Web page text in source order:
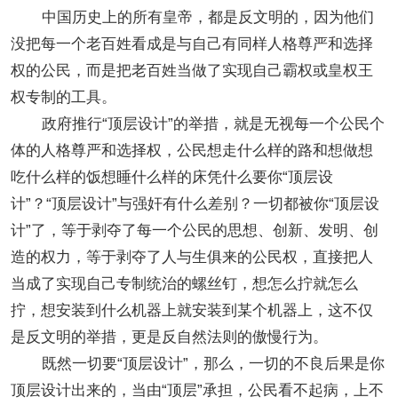
中国历史上的所有皇帝，都是反文明的，因为他们
没把每一个老百姓看成是与自己有同样人格尊严和选择
权的公民，而是把老百姓当做了实现自己霸权或皇权王
权专制的工具。
政府推行“顶层设计”的举措，就是无视每一个公民个
体的人格尊严和选择权，公民想走什么样的路和想做想
吃什么样的饭想睡什么样的床凭什么要你“顶层设
计”？“顶层设计”与强奸有什么差别？一切都被你“顶层设
计”了，等于剥夺了每一个公民的思想、创新、发明、创
造的权力，等于剥夺了人与生俱来的公民权，直接把人
当成了实现自己专制统治的螺丝钉，想怎么拧就怎么
拧，想安装到什么机器上就安装到某个机器上，这不仅
是反文明的举措，更是反自然法则的傲慢行为。
既然一切要“顶层设计”，那么，一切的不良后果是你
顶层设计出来的，当由“顶层”承担，公民看不起病，上不